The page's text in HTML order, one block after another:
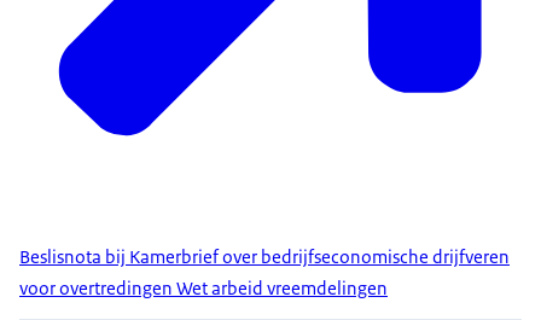
Beslisnota bij Kamerbrief over bedrijfseconomische drijfveren
voor overtredingen Wet arbeid vreemdelingen